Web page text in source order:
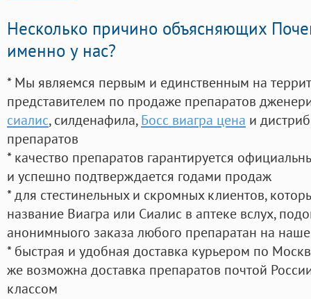
Несколько причино объясняющих
именно у нас?
* Мы являемся первым и единственным на
представителем по продаже препаратов
сиалис, силденафила, Босс виагра цена и
препаратов
* качество препаратов гарантируется
и успешно подтверждается годами продаж
* для стестинельных и скромных клиентов,
название Виагра или Сиалис в аптеке вслух,
анонимныого заказа любого препаратан на
* быстрая и удобная доставка курьером по
же возможна доставка препаратов почтой
классом